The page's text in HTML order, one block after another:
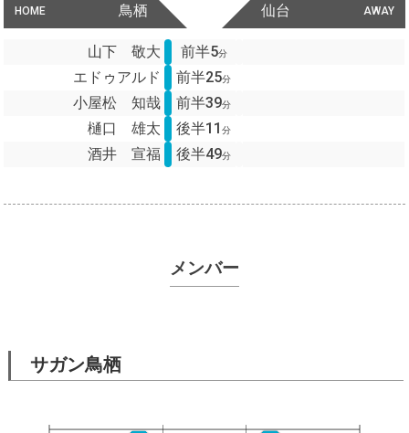
HOME 鳥栖 AWAY
仙台
山下 敬大 前半5分
エドゥアルド 前半25分
小屋松 知哉 前半39分
樋口 雄太 後半11分
酒井 宣福 後半49分
メンバー
サガン鳥栖